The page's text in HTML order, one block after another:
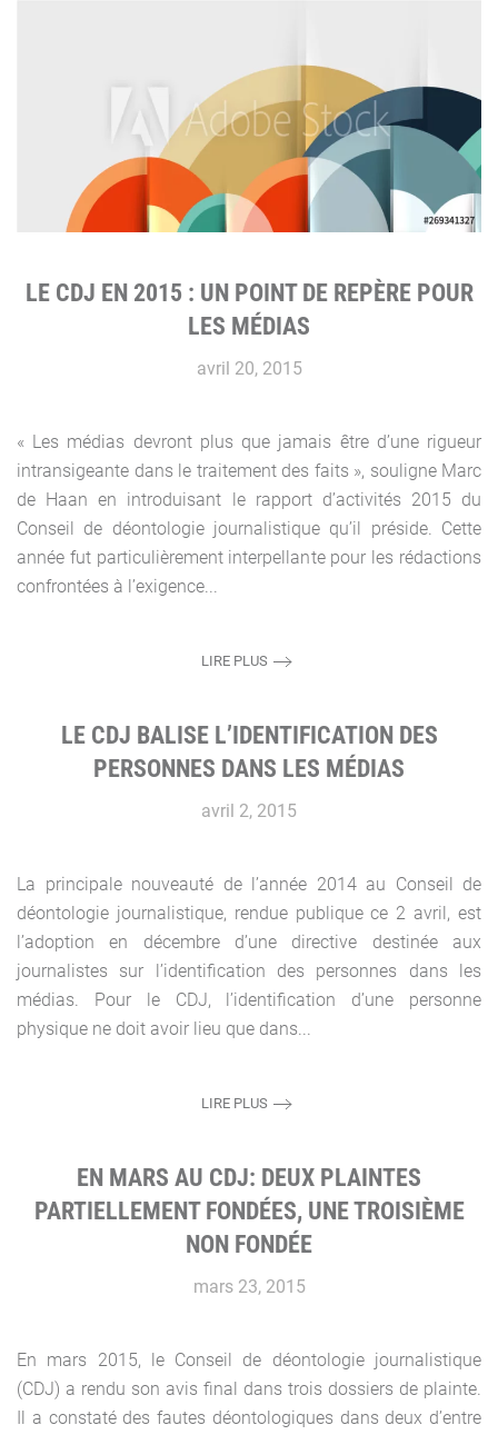
LE CDJ EN 2015 : UN POINT DE REPÈRE POUR
LES MÉDIAS
avril 20, 2015
« Les médias devront plus que jamais être d’une rigueur
intransigeante dans le traitement des faits », souligne Marc
de Haan en introduisant le rapport d’activités 2015 du
Conseil de déontologie journalistique qu’il préside. Cette
année fut particulièrement interpellante pour les rédactions
confrontées à l’exigence...
LIRE PLUS
LE CDJ BALISE L’IDENTIFICATION DES
PERSONNES DANS LES MÉDIAS
avril 2, 2015
La principale nouveauté de l’année 2014 au Conseil de
déontologie journalistique, rendue publique ce 2 avril, est
l’adoption en décembre d’une directive destinée aux
journalistes sur l’identification des personnes dans les
médias. Pour le CDJ, l’identification d’une personne
physique ne doit avoir lieu que dans...
LIRE PLUS
EN MARS AU CDJ: DEUX PLAINTES
PARTIELLEMENT FONDÉES, UNE TROISIÈME
NON FONDÉE
mars 23, 2015
En mars 2015, le Conseil de déontologie journalistique
(CDJ) a rendu son avis final dans trois dossiers de plainte.
Il a constaté des fautes déontologiques dans deux d’entre